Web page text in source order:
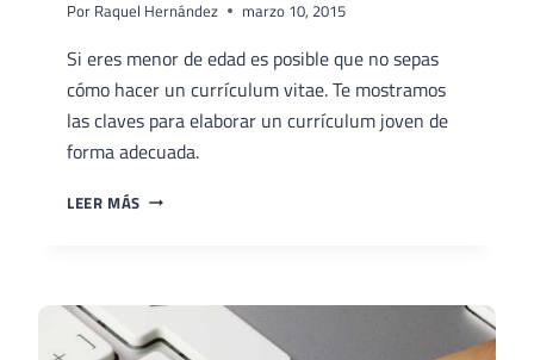
Por Raquel Hernández marzo 10, 2015
Si eres menor de edad es posible que no sepas
cómo hacer un currículum vitae. Te mostramos
las claves para elaborar un currículum joven de
forma adecuada.
LEER MÁS CÓMO
MENOS